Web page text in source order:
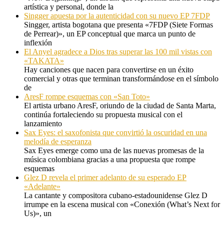
artística y personal, donde la
Singger apuesta por la autenticidad con su nuevo EP 7FDP
Singger, artista bogotana que presenta «7FDP (Siete Formas
de Perrear)», un EP conceptual que marca un punto de
inflexión
El Anyel agradece a Dios tras superar las 100 mil vistas con
«TAKATA»
Hay canciones que nacen para convertirse en un éxito
comercial y otras que terminan transformándose en el símbolo
de
AresF rompe esquemas con «San Toto»
El artista urbano AresF, oriundo de la ciudad de Santa Marta,
continúa fortaleciendo su propuesta musical con el
lanzamiento
Sax Eyes: el saxofonista que convirtió la oscuridad en una
melodía de esperanza
Sax Eyes emerge como una de las nuevas promesas de la
música colombiana gracias a una propuesta que rompe
esquemas
Glez D revela el primer adelanto de su esperado EP
«Adelante»
La cantante y compositora cubano-estadounidense Glez D
irrumpe en la escena musical con «Conexión (What’s Next for
Us)», un